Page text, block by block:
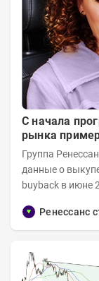
С начала
рынка
Группа
данные о
buyback в июне
Ренессанс